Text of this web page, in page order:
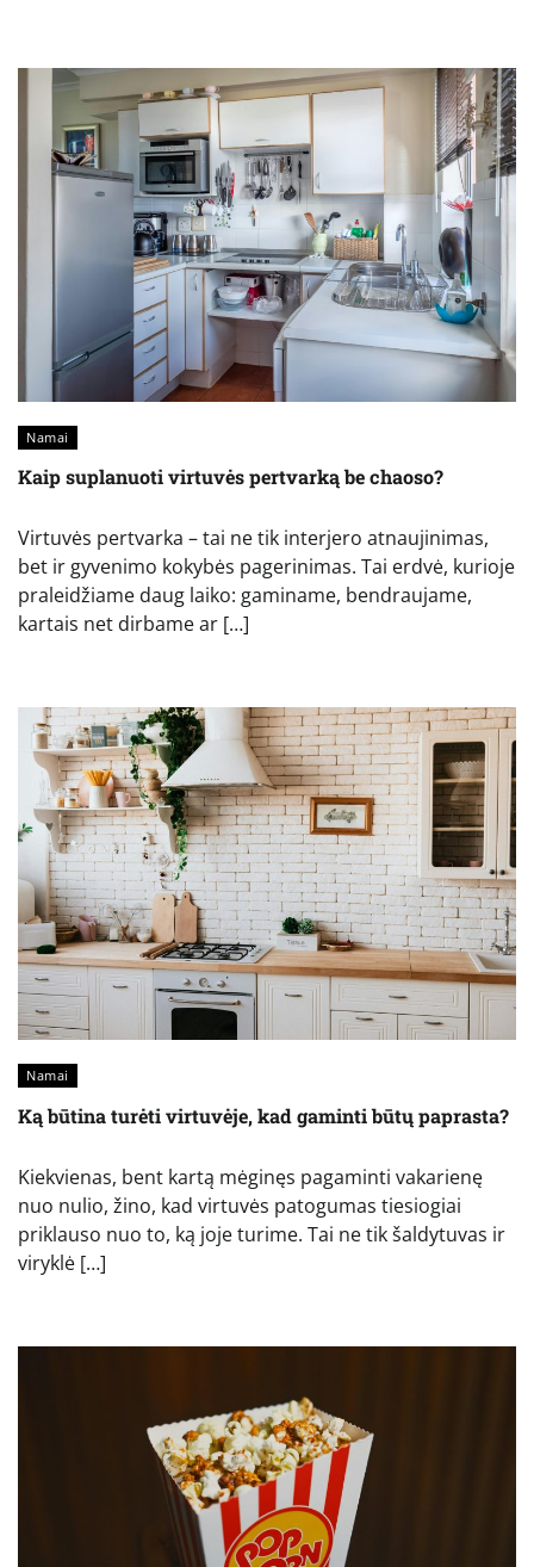
Namai
Kaip suplanuoti virtuvės pertvarką be chaoso?
Virtuvės pertvarka – tai ne tik interjero atnaujinimas,
bet ir gyvenimo kokybės pagerinimas. Tai erdvė, kurioje
praleidžiame daug laiko: gaminame, bendraujame,
kartais net dirbame ar […]
Namai
Ką būtina turėti virtuvėje, kad gaminti būtų paprasta?
Kiekvienas, bent kartą mėginęs pagaminti vakarienę
nuo nulio, žino, kad virtuvės patogumas tiesiogiai
priklauso nuo to, ką joje turime. Tai ne tik šaldytuvas ir
viryklė […]